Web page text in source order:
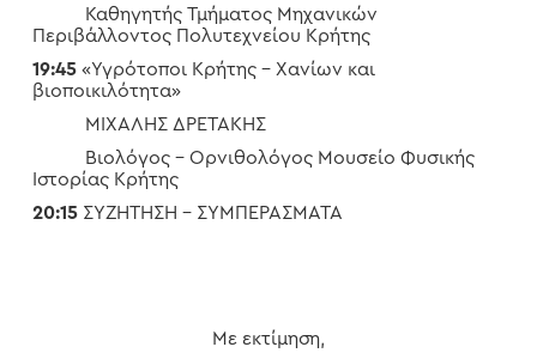
Καθηγητής Τμήματος Μηχανικών
Περιβάλλοντος Πολυτεχνείου Κρήτης
19:45«Υγρότοποι Κρήτης – Χανίων και
βιοποικιλότητα»
ΜΙΧΑΛΗΣ ΔΡΕΤΑΚΗΣ
Βιολόγος – Ορνιθολόγος Μουσείο Φυσικής
Ιστορίας Κρήτης
20:15ΣΥΖΗΤΗΣΗ – ΣΥΜΠΕΡΑΣΜΑΤΑ
Με εκτίμηση,